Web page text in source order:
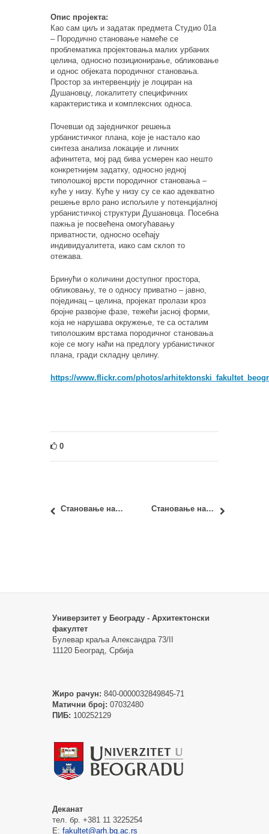
Опис пројекта:
Као сам циљ и задатак предмета Студио 01а
– Породично становање намеће се
проблематика пројектовања малих урбаних
целина, односно позиционирање, обликовање
и однос објеката породичног становања.
Простор за интервенцију је лоциран на
Душановцу, локалитету специфичних
карактеристика и комплексних односа.
Почевши од заједничког решења
урбанистичког плана, које је настало као
синтеза анализа локације и личних
афинитета, мој рад бива усмерен као нешто
конкретнијем задатку, односно једној
типолошкој врсти породичног становања –
куће у низу. Куће у низу су се као адекватно
решење врло рано испољиле у потенцијалној
урбанистичкој структури Душановца. Посебна
пажња је посвећена омогућавању
приватности, односно осећају
индивидуалитета, иако сам склоп то
отежава.
Бринући о количини доступног простора,
обликовању, те о односу приватно – јавно,
појединац – целина, пројекат пролази кроз
бројне развојне фазе, тежећи јасној форми,
која не нарушава окружење, те са осталим
типолошким врстама породичног становања
које се могу наћи на предлогу урбанистичког
плана, гради складну целину.
https://www.flickr.com/photos/
0
Становање на Душановцу – Студио арх. Милошa Ненадовићa Становање на Душановцу – Студио др Милана Максимовића
Универзитет у Београду - Архитектонски
факултет
Булевар краља Александра 73/II
11120 Београд, Србија
Жиро рачун: 840-0000032849845-71
Матични број: 07032480
ПИБ: 100252129
Деканат
тел. бр. +381 11 3225254
Е: fakultet@arh.bg.ac.rs